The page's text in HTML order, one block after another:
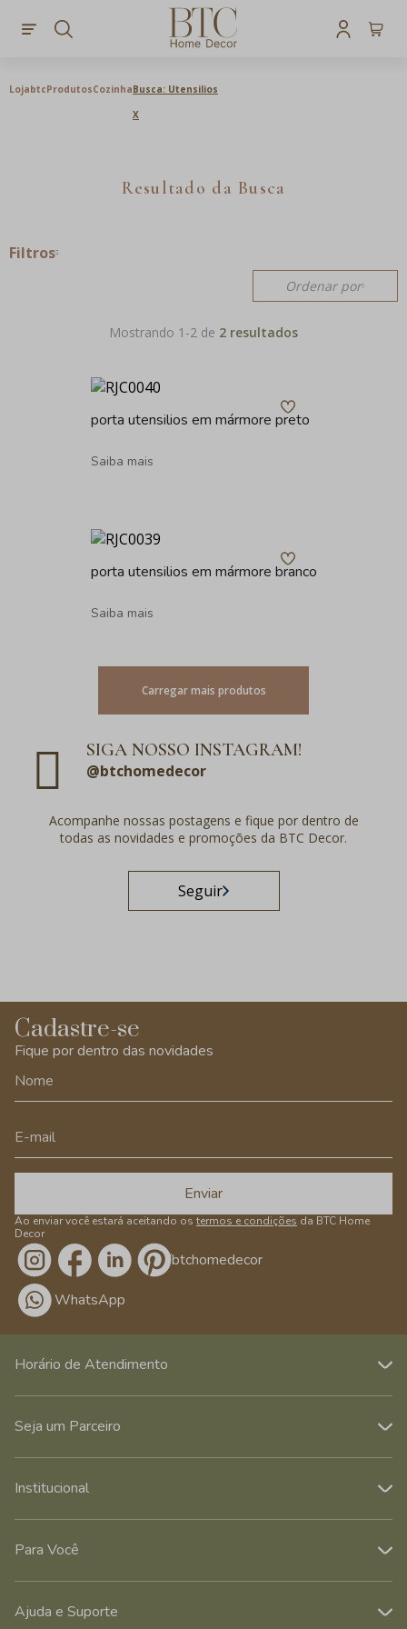
LojabtcProdutosCozinhaBusca: Utensilios
X
Resultado da Busca
Mostrando 1-2 de 2 resultados
Filtros
Ordenar por
porta utensilios em mármore preto
Saiba mais
porta utensilios em mármore branco
Saiba mais
Carregar mais produtos
SIGA NOSSO INSTAGRAM!
@btchomedecor
Acompanhe nossas postagens e fique por dentro de
todas as novidades e promoções da BTC Decor.
Seguir
Cadastre-se
Fique por dentro das novidades
Enviar
Ao enviar você estará aceitando os termos e condições da BTC Home
Decor
/btchomedecor
WhatsApp
Horário de Atendimento
Seja um Parceiro
Institucional
Para Você
Ajuda e Suporte